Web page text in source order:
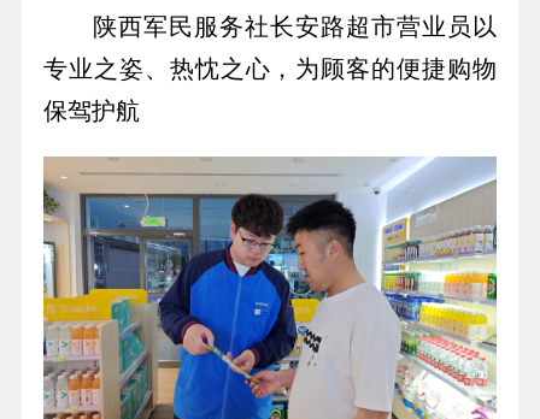
陕西军民服务社长安路超市营业员以
专业之姿、热忱之心，为顾客的便捷购物
保驾护航